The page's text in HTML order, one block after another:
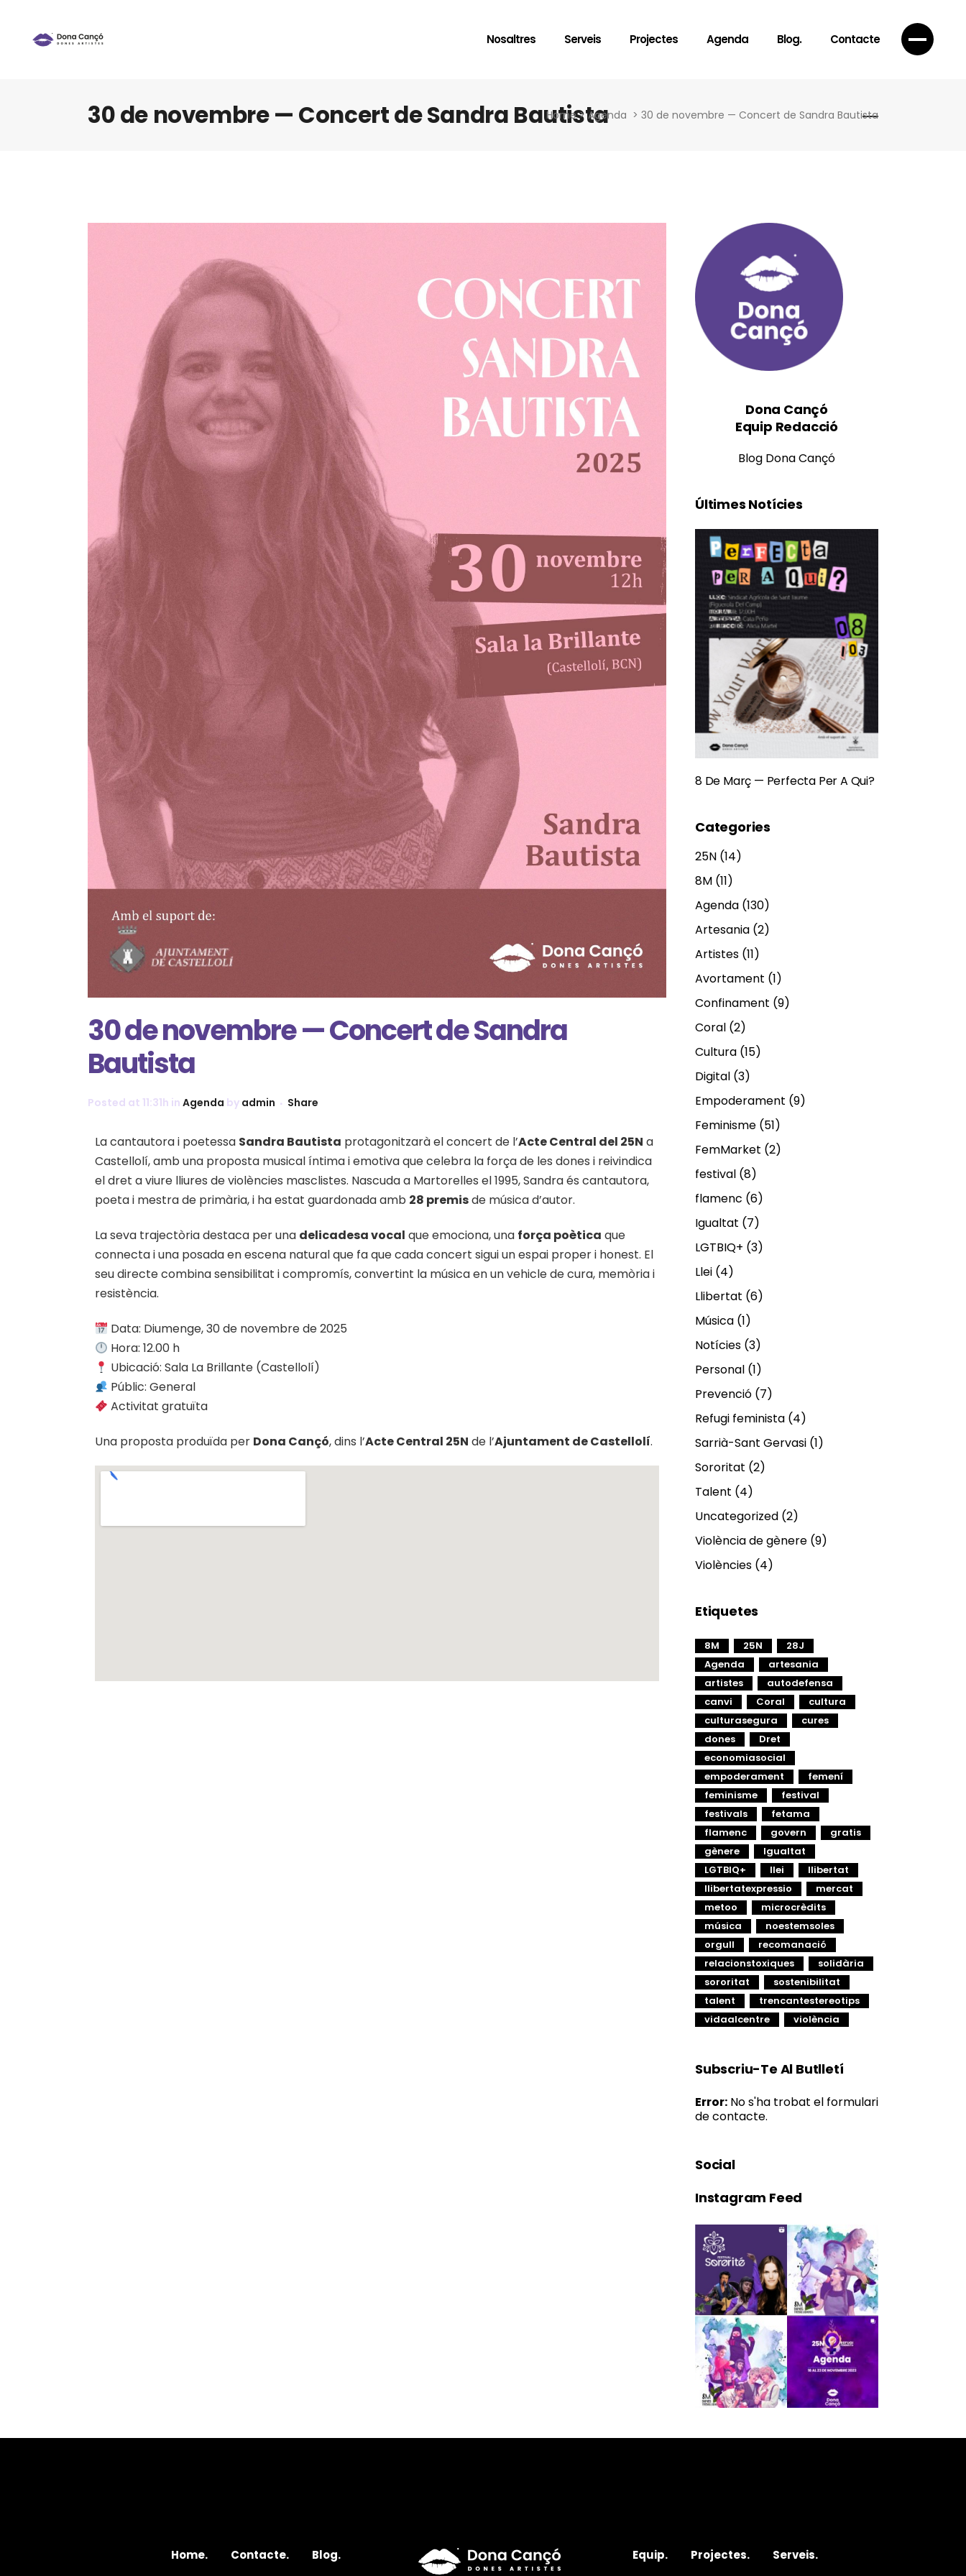
Nosaltres Serveis Projectes Agenda Blog. Contacte
30 de novembre — Concert de Sandra Bautista
Home>Agenda > 30 de novembre — Concert de Sandra Bautista
30 de novembre — Concert de Sandra
Bautista
Posted at 11:31h in Agenda by admin Share
La cantautora i poetessa Sandra Bautista protagonitzarà el concert de l’Acte Central del 25N a
Castellolí, amb una proposta musical íntima i emotiva que celebra la força de les dones i reivindica
el dret a viure lliures de violències masclistes. Nascuda a Martorelles el 1995, Sandra és cantautora,
poeta i mestra de primària, i ha estat guardonada amb 28 premisde música d’autor.
La seva trajectòria destaca per una delicadesa vocal que emociona, una força poètica que
connecta i una posada en escena natural que fa que cada concert sigui un espai proper i honest. El
seu directe combina sensibilitat i compromís, convertint la música en un vehicle de cura, memòria i
resistència.
Data: Diumenge, 30 de novembre de 2025
Hora: 12.00 h
Ubicació: Sala La Brillante (Castellolí)
Públic: General
Activitat gratuïta
Una proposta produïda per Dona Cançó, dins l’Acte Central 25N de l’Ajuntament de Castellolí.
Dona Cançó
Equip Redacció
Blog Dona Cançó
Últimes Notícies
8 De Març — Perfecta Per A Qui?
Categories
25N (14)
8M (11)
Agenda (130)
Artesania (2)
Artistes (11)
Avortament (1)
Confinament (9)
Coral (2)
Cultura (15)
Digital (3)
Empoderament (9)
Feminisme (51)
FemMarket (2)
festival (8)
flamenc (6)
Igualtat (7)
LGTBIQ+ (3)
Llei (4)
Llibertat (6)
Música (1)
Notícies (3)
Personal (1)
Prevenció (7)
Refugi feminista (4)
Sarrià-Sant Gervasi (1)
Sororitat (2)
Talent (4)
Uncategorized (2)
Violència de gènere (9)
Violències (4)
Etiquetes
8M 25N
28J
Agenda
artesania
artistes
autodefensa
canvi
Coral
cultura
culturasegura
cures
dones
Dret
economiasocial
empoderament
femení
feminisme
festival
festivals
fetama
flamenc
govern
gratis
gènere
Igualtat
LGTBIQ+
llei
llibertat
llibertatexpressio
mercat
metoo
microcrèdits
música
noestemsoles
orgull
recomanació
relacionstoxiques
solidària
sororitat
sostenibilitat
talent
trencantestereotips
vidaalcentre
violència
Subscriu-Te Al Butlletí
Error: No s'ha trobat el formulari
de contacte.
Social
Instagram Feed
Home. Contacte. Blog. Equip. Projectes. Serveis.